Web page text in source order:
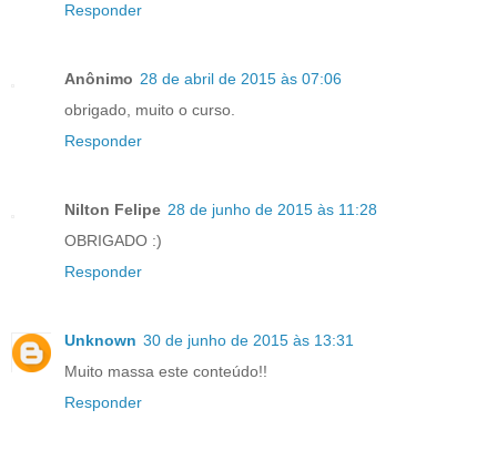
Responder
Anônimo 28 de abril de 2015 às 07:06
obrigado, muito o curso.
Responder
Nilton Felipe 28 de junho de 2015 às 11:28
OBRIGADO :)
Responder
Unknown 30 de junho de 2015 às 13:31
Muito massa este conteúdo!!
Responder